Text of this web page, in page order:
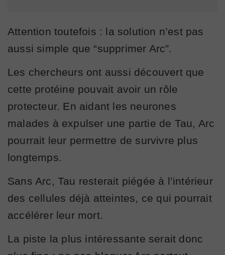
Attention toutefois : la solution n’est pas
aussi simple que “supprimer Arc”.
Les chercheurs ont aussi découvert que
cette protéine pouvait avoir un rôle
protecteur. En aidant les neurones
malades à expulser une partie de Tau, Arc
pourrait leur permettre de survivre plus
longtemps.
Sans Arc, Tau resterait piégée à l’intérieur
des cellules déjà atteintes, ce qui pourrait
accélérer leur mort.
La piste la plus intéressante serait donc